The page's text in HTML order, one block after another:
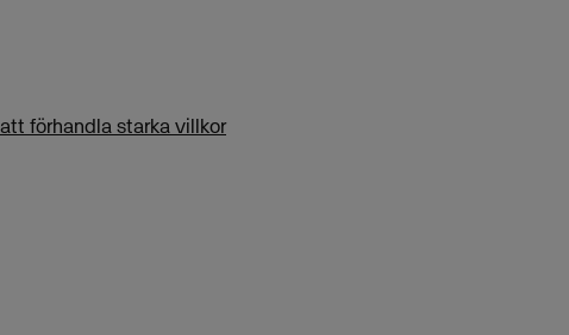
förhandla starka villkor